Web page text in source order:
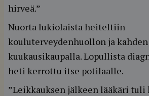
hirveä.”
Nuorta lukiolaista heiteltiin
kouluterveydenhuollon ja
kuukausikaupalla. Lopullista
heti kerrottu itse potilaalle.
”Leikkauksen jälkeen lääkäri